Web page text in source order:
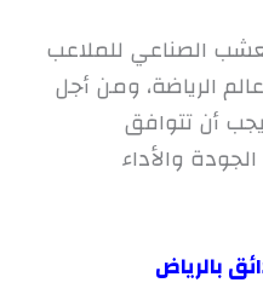
الصناعي للملاعب
الرياضة، ومن أجل
أن تتوافق
والأداء
بالرياض